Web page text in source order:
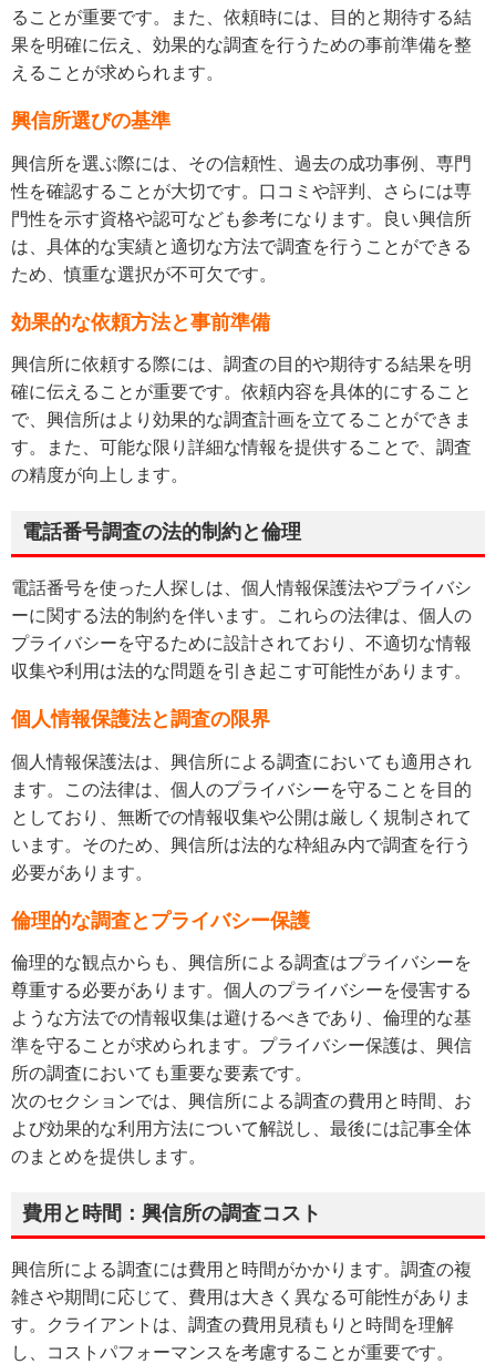
ることが重要です。また、依頼時には、目的と期待する結
果を明確に伝え、効果的な調査を行うための事前準備を整
えることが求められます。
興信所選びの基準
興信所を選ぶ際には、その信頼性、過去の成功事例、専門
性を確認することが大切です。口コミや評判、さらには専
門性を示す資格や認可なども参考になります。良い興信所
は、具体的な実績と適切な方法で調査を行うことができる
ため、慎重な選択が不可欠です。
効果的な依頼方法と事前準備
興信所に依頼する際には、調査の目的や期待する結果を明
確に伝えることが重要です。依頼内容を具体的にすること
で、興信所はより効果的な調査計画を立てることができま
す。また、可能な限り詳細な情報を提供することで、調査
の精度が向上します。
電話番号調査の法的制約と倫理
電話番号を使った人探しは、個人情報保護法やプライバシ
ーに関する法的制約を伴います。これらの法律は、個人の
プライバシーを守るために設計されており、不適切な情報
収集や利用は法的な問題を引き起こす可能性があります。
個人情報保護法と調査の限界
個人情報保護法は、興信所による調査においても適用され
ます。この法律は、個人のプライバシーを守ることを目的
としており、無断での情報収集や公開は厳しく規制されて
います。そのため、興信所は法的な枠組み内で調査を行う
必要があります。
倫理的な調査とプライバシー保護
倫理的な観点からも、興信所による調査はプライバシーを
尊重する必要があります。個人のプライバシーを侵害する
ような方法での情報収集は避けるべきであり、倫理的な基
準を守ることが求められます。プライバシー保護は、興信
所の調査においても重要な要素です。
次のセクションでは、興信所による調査の費用と時間、お
よび効果的な利用方法について解説し、最後には記事全体
のまとめを提供します。
費用と時間：興信所の調査コスト
興信所による調査には費用と時間がかかります。調査の複
雑さや期間に応じて、費用は大きく異なる可能性がありま
す。クライアントは、調査の費用見積もりと時間を理解
し、コストパフォーマンスを考慮することが重要です。